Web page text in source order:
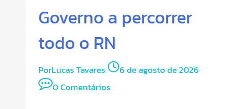
Governo a percorrer
todo o RN
PorLucas Tavares
6 de agosto de 2026
0 Comentários